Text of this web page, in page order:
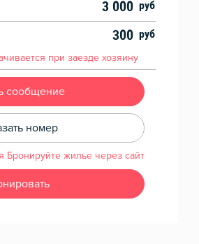
3 000
300
при заезде хозяину
сообщение
номер
Бронируйте жилье через сайт